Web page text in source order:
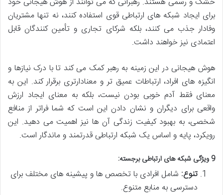
برای ایجاد شبکه های ارتباطی قوی استفاده کنند، نه تنها مشتریان
وفادار جذب می کنند، بلکه شرکای تجاری و تأمین کنندگان قابل
اعتمادی نیز خواهند داشت.
هوش هیجانی در این زمینه به رهبر کمک می کند تا با درک نیازها و
انگیزه های افراد، ارتباطات عمیق تر و معنادارتری برقرار کند. این به
معنای فقط آدم خوبی بودن نیست، بلکه به معنای ایجاد ارزش
واقعی برای دیگران و نشان دادن این است که شما فراتر از منافع
شخصی، به بهبود کیفیت زندگی آن ها نیز اهمیت می دهید. این
رویکرد، پایه و اساس یک شبکه ارتباطی قدرتمند و ماندگار است.
9 ویژگی شبکه های ارتباطی برجسته:
تنوع: شامل افرادی با تخصص ها و پیشینه های مختلف برای
دسترسی به منابع متنوع.